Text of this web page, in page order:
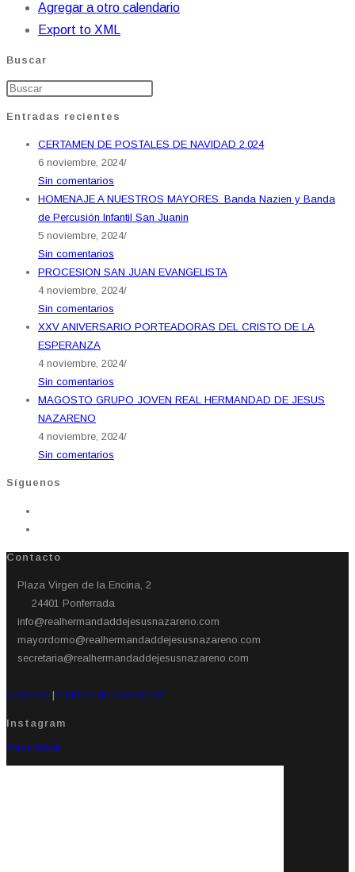
Agregar a otro calendario
Export to XML
Buscar
Entradas recientes
CERTAMEN DE POSTALES DE NAVIDAD 2.024
6 noviembre, 2024/
Sin comentarios
HOMENAJE A NUESTROS MAYORES. Banda Nazien y Banda
de Percusión Infantil San Juanin
5 noviembre, 2024/
Sin comentarios
PROCESION SAN JUAN EVANGELISTA
4 noviembre, 2024/
Sin comentarios
XXV ANIVERSARIO PORTEADORAS DEL CRISTO DE LA
ESPERANZA
4 noviembre, 2024/
Sin comentarios
MAGOSTO GRUPO JOVEN REAL HERMANDAD DE JESUS
NAZARENO
4 noviembre, 2024/
Sin comentarios
Síguenos
Contacto
Plaza Virgen de la Encina, 2
24401 Ponferrada​
info@realhermandaddejesusnazareno.com
mayordomo@realhermandaddejesusnazareno.com
secretaria@realhermandaddejesusnazareno.com
Contacto | Política de privacidad
Instagram
Facebook